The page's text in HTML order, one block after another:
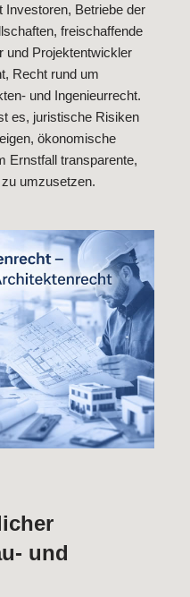
Investoren, Betriebe der
freischaffende
und Projektentwickler
Recht rund um
und Ingenieurrecht.
es, juristische Risiken
ökonomische
Ernstfall transparente,
umzusetzen.
und